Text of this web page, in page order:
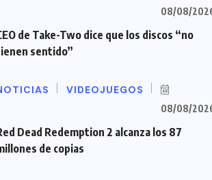
08/08/
de Take-Two dice que los discos “no
sentido”
VIDEOJUEGOS
08/08/
Dead Redemption 2 alcanza los 87
de copias